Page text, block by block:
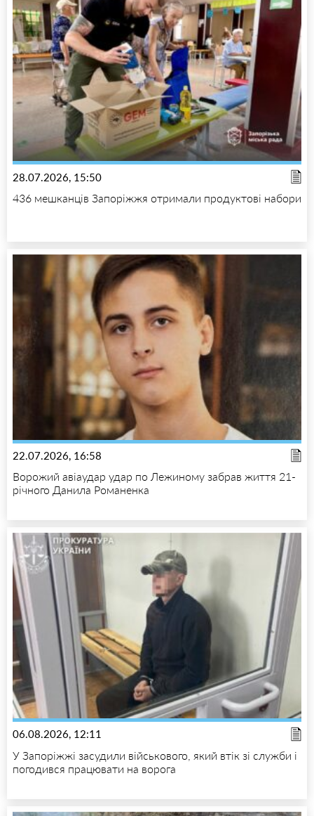
28.07.2026, 15:50
436 мешканців Запоріжжя отримали продуктові набори
22.07.2026, 16:58
Ворожий авіаудар удар по Лежиному забрав життя 21-
річного Данила Романенка
06.08.2026, 12:11
У Запоріжжі засудили військового, який втік зі служби і
погодився працювати на ворога